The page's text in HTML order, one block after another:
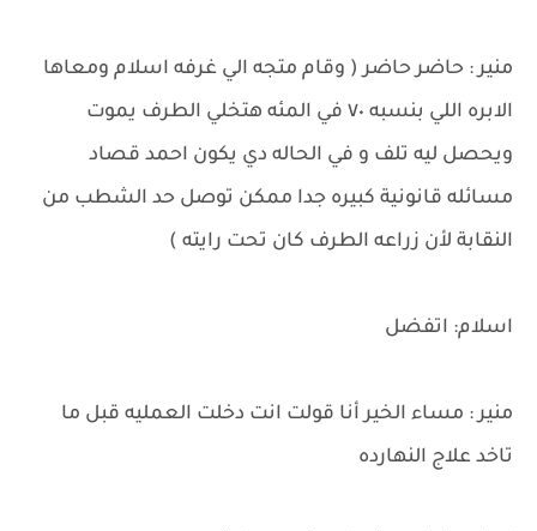
منير : حاضر حاضر ( وقام متجه الي غرفه اسلام ومعاها
الابره اللي بنسبه ٧٠ في المئه هتخلي الطرف يموت
ويحصل ليه تلف و في الحاله دي يكون احمد قصاد
مسائله قانونية كبيره جدا ممكن توصل حد الشطب من
النقابة لأن زراعه الطرف كان تحت رايته )
اسلام: اتفضل
منير : مساء الخير أنا قولت انت دخلت العمليه قبل ما
تاخد علاج النهارده